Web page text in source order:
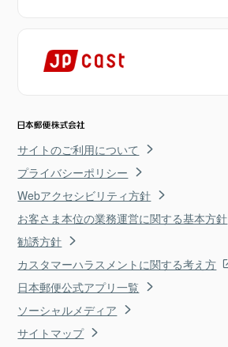
サイトのご利用について
プライバシーポリシー
Webアクセシビリティ方針
お客さま本位の業務運営に関する基本方針
勧誘方針
カスタマーハラスメントに関する考え方
日本郵便公式アプリ一覧
ソーシャルメディア
サイトマップ